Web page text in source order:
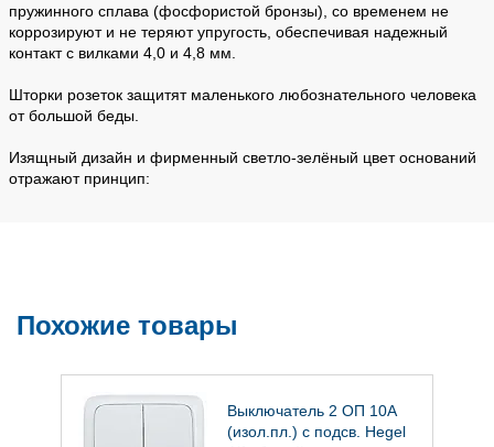
пружинного сплава (фосфористой бронзы), со временем не
коррозируют и не теряют упругость, обеспечивая надежный
контакт с вилками 4,0 и 4,8 мм.
Шторки розеток защитят маленького любознательного человека
от большой беды.
Изящный дизайн и фирменный светло-зелёный цвет оснований
отражают принцип:
Похожие товары
Выключатель 2 ОП 10А
(изол.пл.) с подсв. Hegel